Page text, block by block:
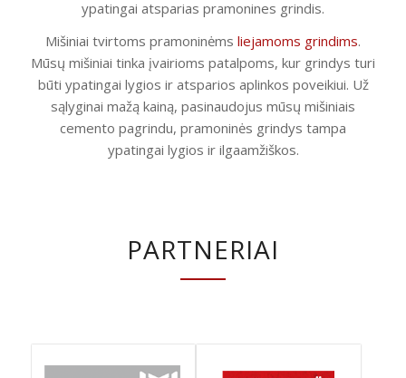
ypatingai atsparias pramonines grindis.
Mišiniai tvirtoms pramoninėms liejamoms grindims.
Mūsų mišiniai tinka įvairioms patalpoms, kur grindys turi
būti ypatingai lygios ir atsparios aplinkos poveikiui. Už
sąlyginai mažą kainą, pasinaudojus mūsų mišiniais
cemento pagrindu, pramoninės grindys tampa
ypatingai lygios ir ilgaamžiškos.
PARTNERIAI